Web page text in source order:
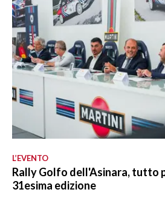
L’EVENTO
Rally Golfo dell'Asinara, tutto
31esima edizione